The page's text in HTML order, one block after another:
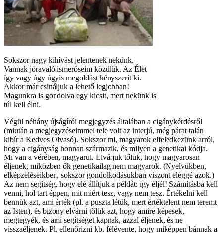
Sokszor nagy kihívást jelentenek nekünk.
Vannak jóravaló ismerőseim közülük. Az Élet
így vagy úgy úgyis megoldást kényszerít ki.
Akkor már csináljuk a lehető legjobban!
Magunkra is gondolva egy kicsit, mert nekünk is
túl kell élni.
Végül néhány újságírói megjegyzés általában a cigánykérdésről
(miután a megjegyzéseimmel tele volt az interjú, még párat talán
kibír a Kedves Olvasó). Sokszor mi, magyarok elfeledkezünk arról,
hogy a cigányság honnan származik, és milyen a genetikai kódja.
Mi van a vérében, magyarul. Elvárjuk tőlük, hogy magyarosan
éljenek, miközben ők genetikailag nem magyarok. (Nyelvükben,
elképzeléseikben, sokszor gondolkodásukban viszont eléggé azok.)
Az nem segítség, hogy elé állítjuk a példát: így éljél! Számításba kell
venni, hol tart éppen, mit miért tesz, vagy nem tesz. Értékelni kell
bennük azt, ami érték (pl. a puszta létük, mert értéktelent nem teremt
az Isten), és bizony elvárni tőlük azt, hogy amire képesek,
megtegyék, és ami segítséget kapnak, azzal éljenek, és ne
visszaéljenek. Pl. ellenőrizni kb. félévente, hogy miképpen bánnak a